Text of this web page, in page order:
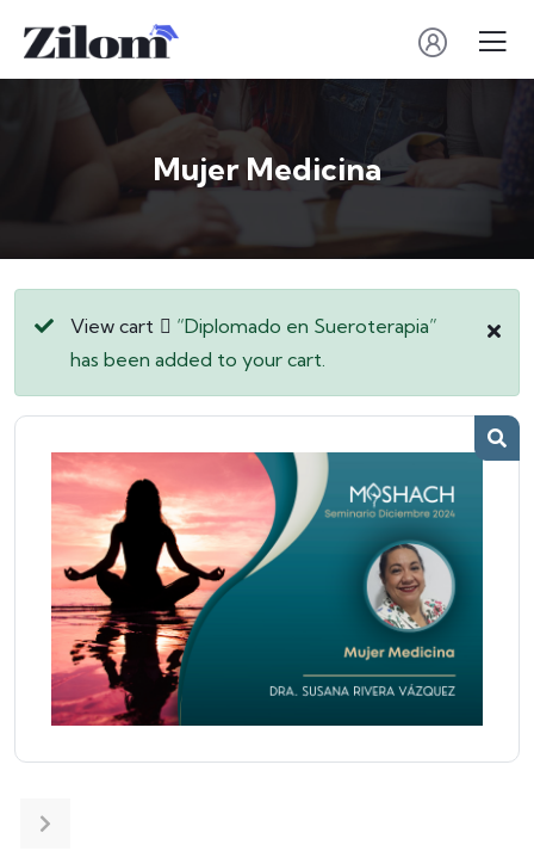
Mujer Medicina
View cart
“Diplomado en Sueroterapia”
has been added to your cart.